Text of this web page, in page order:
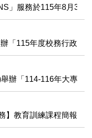
」服務於115年8月3日
「115年度校務行政e
辦「114-116年大專校
】教育訓練課程簡報及